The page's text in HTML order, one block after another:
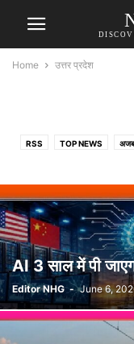
Home उत्तर प्रदेश
RSS TOP NEWS
AI 3 साल में पी
Editor NHG - June 6,